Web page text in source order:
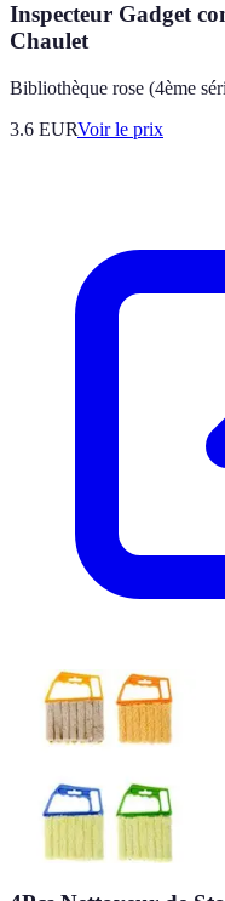
Inspecteur Gadget
Chaulet
Bibliothèque rose (4ème
3.6 EURVoir le prix